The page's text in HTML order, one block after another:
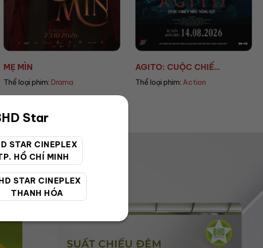
Star
STAR CINEPLEX
HỒ CHÍ MINH
STAR CINEPLEX
THANH HÓA
AGITO: CUỘC CHIẾ...
Thể loại phim:Action
AVENGERS: DOOMSD...
Thể loại phim:Sci-fi